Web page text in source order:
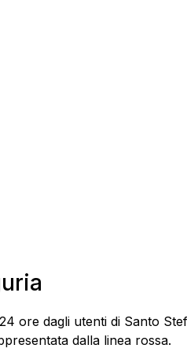
ore dagli utenti di Santo
dalla linea rossa.